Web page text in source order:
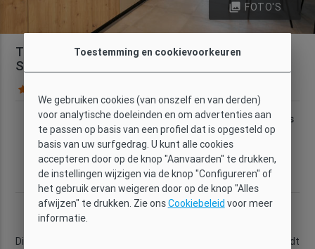
photo_library FOTO'S
Trendy en Open Appartement met 4
Slaapkamers in Les Corts
Categorie
Premium
Wi-Fi
Ja
Capaciteit
4
Slaapkamers
4
Badkamers
2
Oppervlakte
83 m
Verdieping
9
Wijk
Les Corts
Beschrijving
Dit
bevindt
Toestemming en cookievoorkeuren
We gebruiken cookies (van onszelf en van derden)
voor analytische doeleinden en om advertenties aan
te passen op basis van een profiel dat is opgesteld op
basis van uw surfgedrag. U kunt alle cookies
accepteren door op de knop "Aanvaarden" te drukken,
de instellingen wijzigen via de knop "Configureren" of
het gebruik ervan weigeren door op de knop "Alles
afwijzen" te drukken. Zie onsCookiebeleid voor meer
informatie.